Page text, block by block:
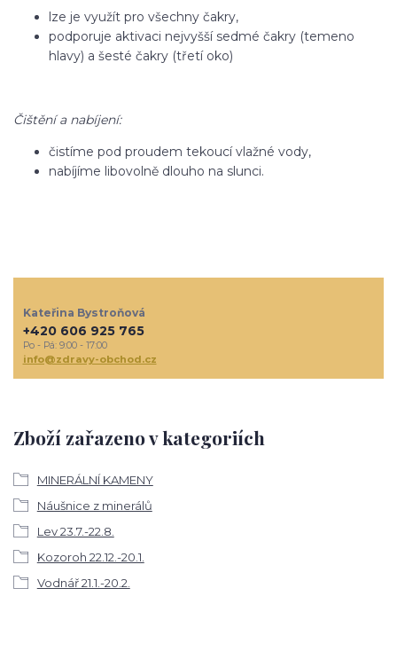
lze je využít pro všechny čakry,
podporuje aktivaci nejvyšší sedmé čakry (temeno
hlavy) a šesté čakry (třetí oko)
Čištění a nabíjení:
čistíme pod proudem tekoucí vlažné vody,
nabíjíme libovolně dlouho na slunci.
Zboží zařazeno v kategoriích
MINERÁLNÍ KAMENY
Náušnice z minerálů
Lev 23.7.-22.8.
Kozoroh 22.12.-20.1.
Vodnář 21.1.-20.2.
Kateřina Bystroňová
+420 606 925 765
Po - Pá: 9:00 - 17:00
info@zdravy-obchod.cz